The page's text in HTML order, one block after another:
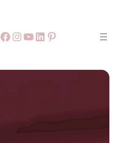
Facebook
559999LinkedIn
Pinterest